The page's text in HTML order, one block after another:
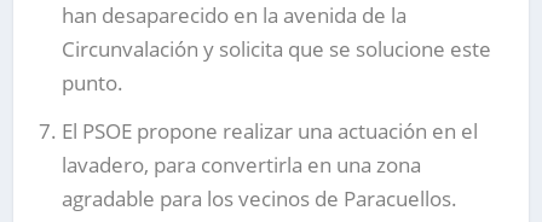
han desaparecido en la avenida de la
Circunvalación y solicita que se solucione este
punto.
El PSOE propone realizar una actuación en el
lavadero, para convertirla en una zona
agradable para los vecinos de Paracuellos.